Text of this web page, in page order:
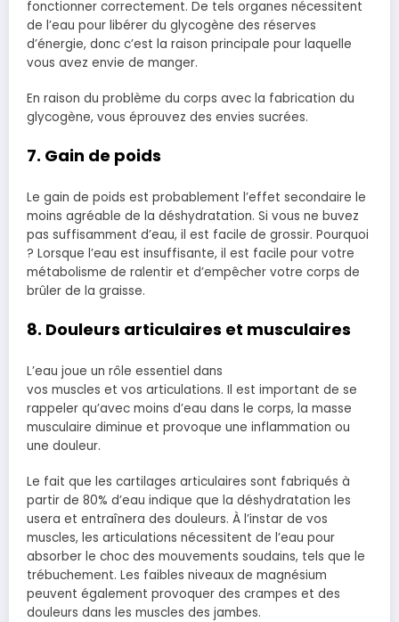
fonctionner correctement. De tels organes nécessitent
de l’eau pour libérer du glycogène des réserves
d’énergie, donc c’est la raison principale pour laquelle
vous avez envie de manger.
En raison du problème du corps avec la fabrication du
glycogène, vous éprouvez des envies sucrées.
7. Gain de poids
Le gain de poids est probablement l’effet secondaire le
moins agréable de la déshydratation. Si vous ne buvez
pas suffisamment d’eau, il est facile de grossir. Pourquoi
? Lorsque l’eau est insuffisante, il est facile pour votre
métabolisme de ralentir et d’empêcher votre corps de
brûler de la graisse.
8. Douleurs articulaires et musculaires
L’eau joue un rôle essentiel dans
vos muscles et vos articulations. Il est important de se
rappeler qu’avec moins d’eau dans le corps, la masse
musculaire diminue et provoque une inflammation ou
une douleur.
Le fait que les cartilages articulaires sont fabriqués à
partir de 80% d’eau indique que la déshydratation les
usera et entraînera des douleurs. À l’instar de vos
muscles, les articulations nécessitent de l’eau pour
absorber le choc des mouvements soudains, tels que le
trébuchement. Les faibles niveaux de magnésium
peuvent également provoquer des crampes et des
douleurs dans les muscles des jambes.